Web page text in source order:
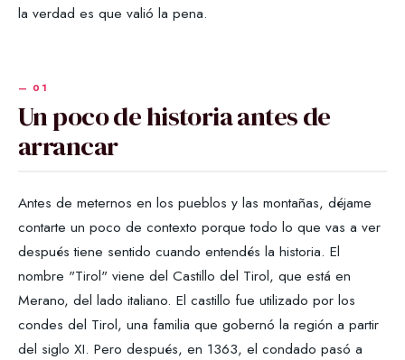
la verdad es que valió la pena.
Un poco de historia antes de
arrancar
Antes de meternos en los pueblos y las montañas, déjame
contarte un poco de contexto porque todo lo que vas a ver
después tiene sentido cuando entendés la historia. El
nombre "Tirol" viene del Castillo del Tirol, que está en
Merano, del lado italiano. El castillo fue utilizado por los
condes del Tirol, una familia que gobernó la región a partir
del siglo XI. Pero después, en 1363, el condado pasó a